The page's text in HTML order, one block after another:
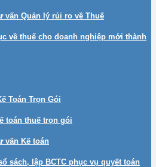
vấn Quản lý rủi ro về Thuế
về thuế cho doanh nghiệp mới thành
Toán Trọn Gói
toán thuế trọn gói
vấn Kế toán
sách, lập BCTC phục vụ quyết toán